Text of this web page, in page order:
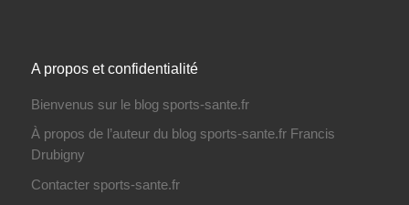
A propos et confidentialité
Bienvenus sur le blog sports-sante.fr
À propos de l’auteur du blog sports-sante.fr Francis
Drubigny
Contacter sports-sante.fr